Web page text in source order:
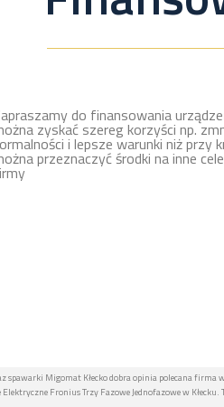
do finansowania
zyskać szereg korzyści np.
i lepsze warunki niż przy
przeznaczyć środki na inne
Migomat Kłecko dobra opinia polecana firma
Fronius Trzy Fazowe Jednofazowe w